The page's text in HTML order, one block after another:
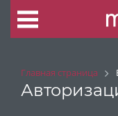
Главная страница